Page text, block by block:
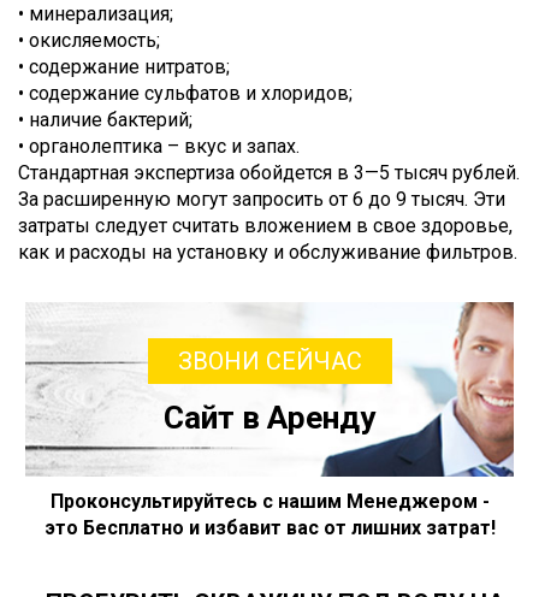
• минерализация;
• окисляемость;
• содержание нитратов;
• содержание сульфатов и хлоридов;
• наличие бактерий;
• органолептика – вкус и запах.
Стандартная экспертиза обойдется в 3—5 тысяч рублей.
За расширенную могут запросить от 6 до 9 тысяч. Эти
затраты следует считать вложением в свое здоровье,
как и расходы на установку и обслуживание фильтров.
ЗВОНИ СЕЙЧАС
Сайт в Аренду
Проконсультируйтесь с нашим Менеджером -
это Бесплатно и избавит вас от лишних затрат!